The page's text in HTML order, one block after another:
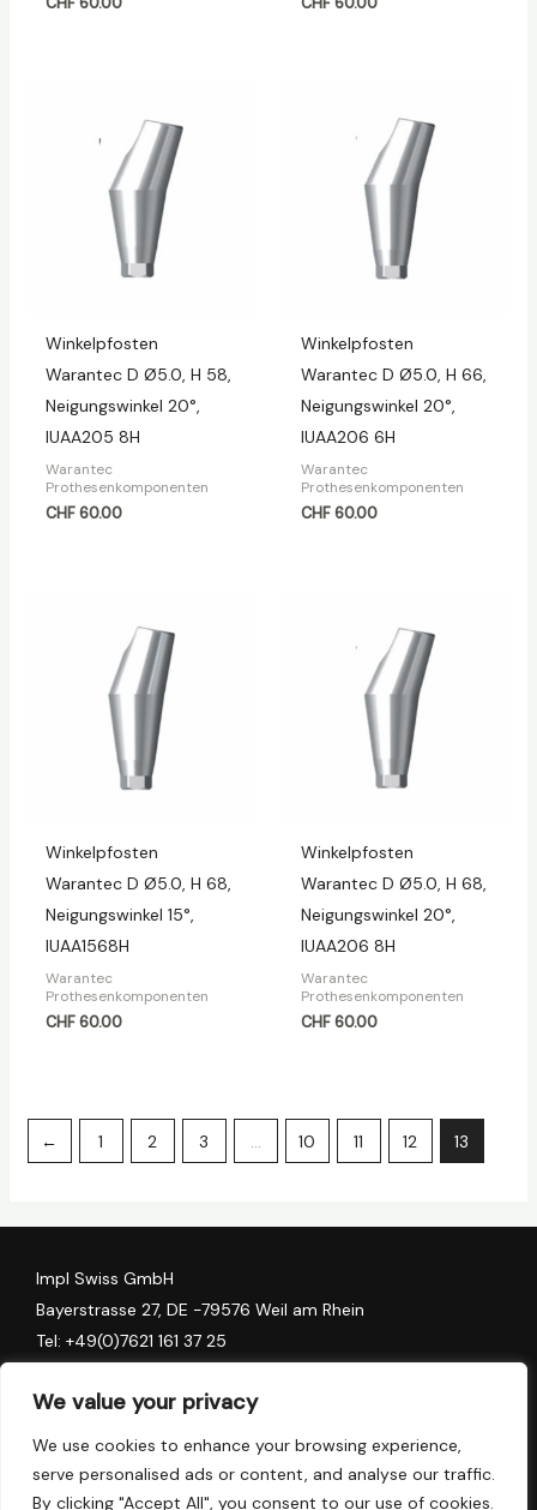
We value your privacy
We use cookies to enhance your browsing experience,
serve personalised ads or content, and analyse our traffic.
By clicking "Accept All", you consent to our use of cookies.
Winkelpfosten
Warantec D Ø5.0, H 58,
Neigungswinkel 20°,
IUAA205 8H
Warantec
Prothesenkomponenten
CHF60.00
Winkelpfosten
Warantec D Ø5.0, H 66,
Neigungswinkel 20°,
IUAA206 6H
Warantec
Prothesenkomponenten
CHF60.00
Winkelpfosten
Warantec D Ø5.0, H 68,
Neigungswinkel 15°,
IUAA1568H
Warantec
Prothesenkomponenten
CHF60.00
Winkelpfosten
Warantec D Ø5.0, H 68,
Neigungswinkel 20°,
IUAA206 8H
Warantec
Prothesenkomponenten
CHF60.00
← 1 2 3 … 10 11 12 13
Impl Swiss GmbH
Bayerstrasse 27, DE -79576 Weil am Rhein
Tel: +49(0)7621 161 37 25
Stadthofstrasse 11, CH-6006 Luzern
Tel:+41 (0) 41 78 157 90
Tel:+41 (0) 79 137 64 82